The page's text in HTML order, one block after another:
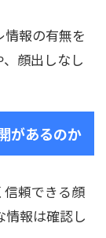
報の有無を
顔出しなし
があるのか
頼できる顔
情報は確認し